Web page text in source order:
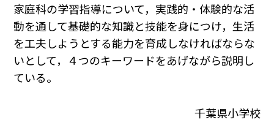
家庭科の学習指導について，実践的・体験的な活
動を通して基礎的な知識と技能を身につけ，生活
を工夫しようとする能力を育成しなければならな
いとして，４つのキーワードをあげながら説明し
ている。
千葉県小学校